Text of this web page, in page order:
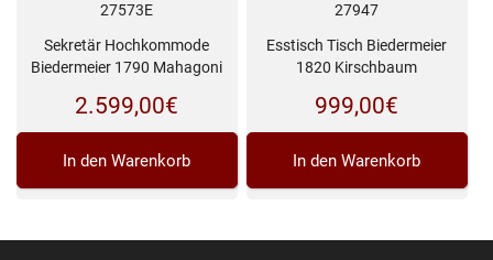
27573E
Sekretär Hochkommode
Biedermeier 1790 Mahagoni
2.599,00€
In den Warenkorb
27947
Esstisch Tisch Biedermeier
1820 Kirschbaum
999,00€
In den Warenkorb